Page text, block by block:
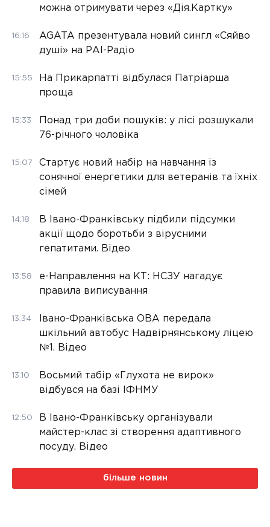
можна отримувати через «Дія.Картку»
16:16
AGATA презентувала новий сингл «Сяйво
душі» на РАІ-Радіо
15:55
На Прикарпатті відбулася Патріарша
проща
15:33
Понад три доби пошуків: у лісі розшукали
76-річного чоловіка
15:07
Стартує новий набір на навчання із
сонячної енергетики для ветеранів та їхніх
сімей
14:18
В Івано-Франківську підбили підсумки
акції щодо боротьби з вірусними
гепатитами. Відео
13:58
е-Направлення на КТ: НСЗУ нагадує
правила виписування
13:34
Івано-Франківська ОВА передала
шкільний автобус Надвірнянському ліцею
№1. Відео
13:10
Восьмий табір «Глухота не вирок»
відбувся на базі ІФНМУ
12:50
В Івано-Франківську організували
майстер-клас зі створення адаптивного
посуду. Відео
більше новин